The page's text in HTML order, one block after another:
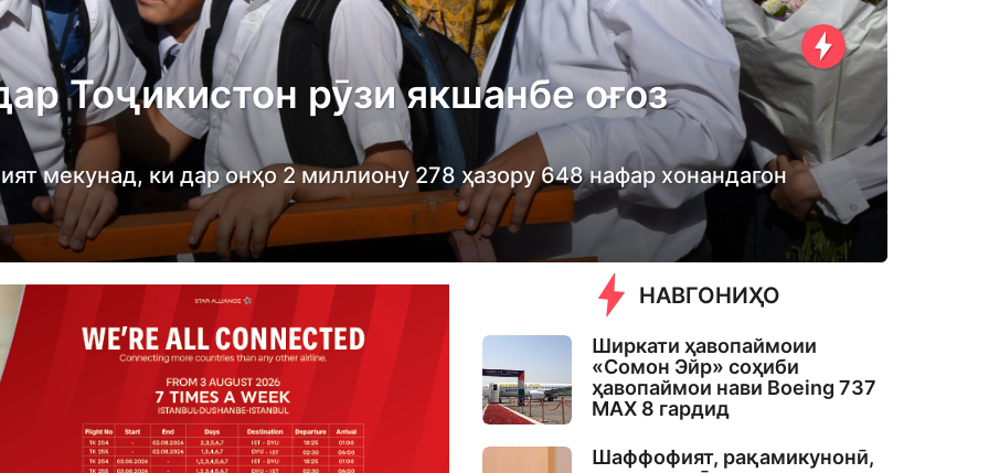
Тоҷикистон рӯзи якшанбе оғоз
мекунад, ки дар онҳо 2 миллиону 278 ҳазору 648 нафар хонандагон
НАВГОНИҲО
Ширкати ҳавопаймоии
«Сомон Эйр» соҳиби
ҳавопаймои нави Boeing 737
MAX 8 гардид
Шаффофият, рақамикунонӣ,